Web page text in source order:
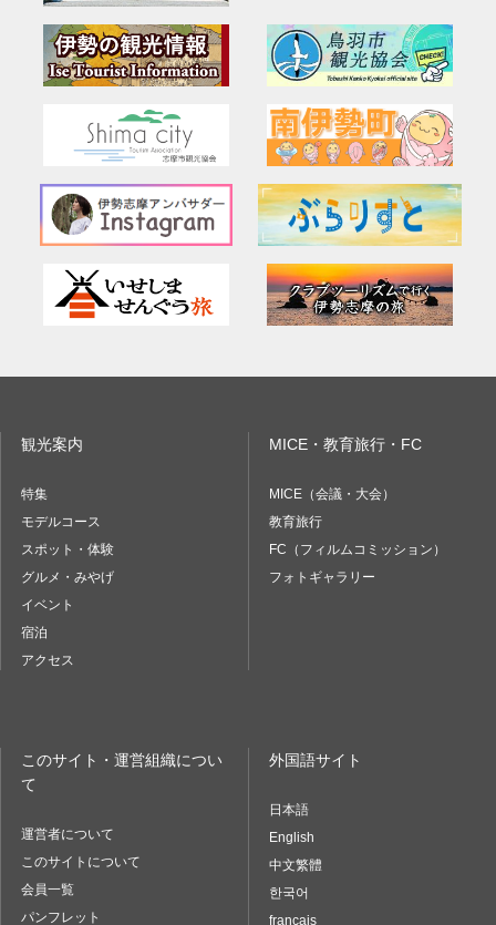
観光案内
特集
モデルコース
スポット・体験
グルメ・みやげ
イベント
宿泊
アクセス
MICE・教育旅行・FC
MICE（会議・大会）
教育旅行
FC（フィルムコミッション）
フォトギャラリー
このサイト・運営組織につい
て
運営者について
このサイトについて
会員一覧
パンフレット
外国語サイト
日本語
English
中文繁體
한국어
français